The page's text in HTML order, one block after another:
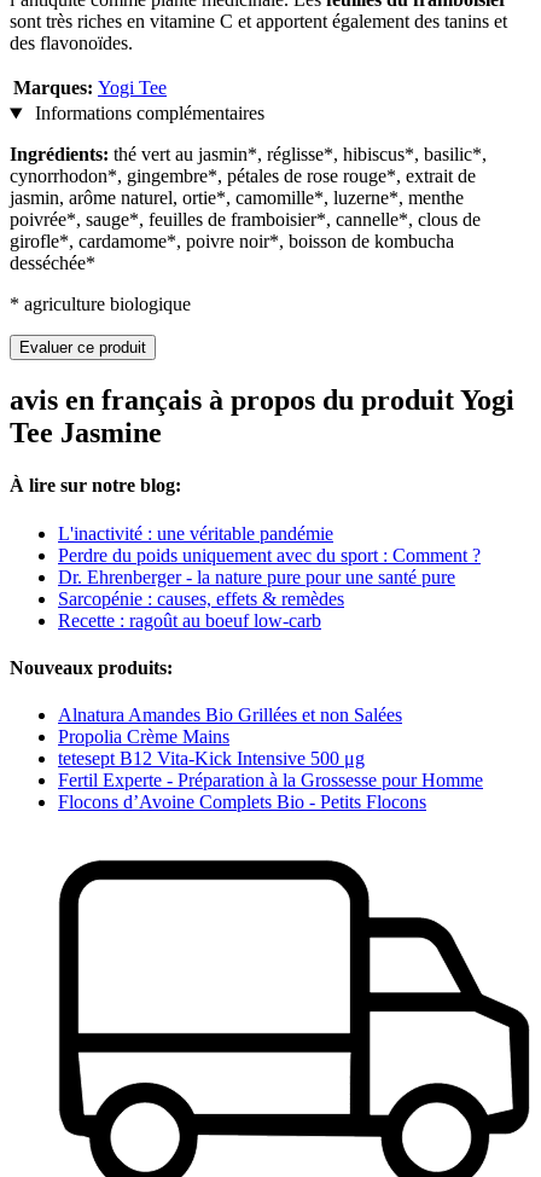
sont très riches en vitamine C et apportent également des tanins et
des flavonoïdes.
Marques: Yogi Tee
Informations complémentaires
Ingrédients: thé vert au jasmin*, réglisse*, hibiscus*, basilic*,
cynorrhodon*, gingembre*, pétales de rose rouge*, extrait de
jasmin, arôme naturel, ortie*, camomille*, luzerne*, menthe
poivrée*, sauge*, feuilles de framboisier*, cannelle*, clous de
girofle*, cardamome*, poivre noir*, boisson de kombucha
desséchée*
* agriculture biologique
Evaluer ce produit
avis en français à propos du produit Yogi
Tee Jasmine
À lire sur notre blog:
L'inactivité : une véritable pandémie
Perdre du poids uniquement avec du sport : Comment ?
Dr. Ehrenberger - la nature pure pour une santé pure
Sarcopénie : causes, effets & remèdes
Recette : ragoût au boeuf low-carb
Nouveaux produits:
Alnatura Amandes Bio Grillées et non Salées
Propolia Crème Mains
tetesept B12 Vita-Kick Intensive 500 μg
Fertil Experte - Préparation à la Grossesse pour Homme
Flocons d’Avoine Complets Bio - Petits Flocons